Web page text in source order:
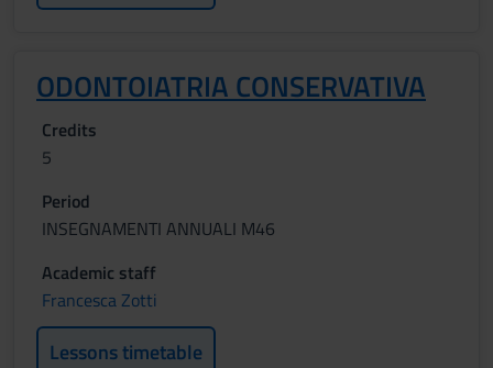
ODONTOIATRIA CONSERVATIVA
Credits
5
Period
INSEGNAMENTI ANNUALI M46
Academic staff
Francesca Zotti
Lessons timetable